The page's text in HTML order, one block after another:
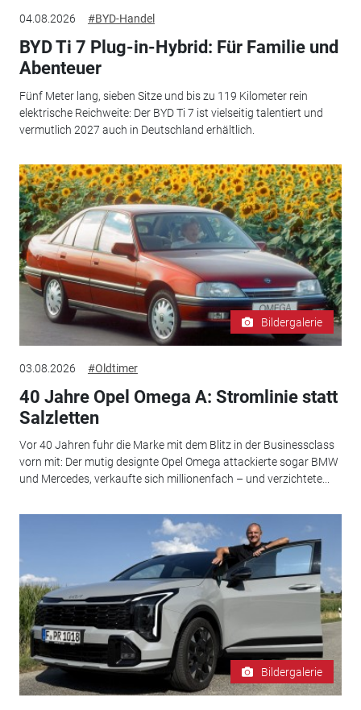
04.08.2026 #BYD-Handel
BYD Ti 7 Plug-in-Hybrid: Für Familie und
Abenteuer
Fünf Meter lang, sieben Sitze und bis zu 119 Kilometer rein
elektrische Reichweite: Der BYD Ti 7 ist vielseitig talentiert und
vermutlich 2027 auch in Deutschland erhältlich.
Bildergalerie
03.08.2026 #Oldtimer
40 Jahre Opel Omega A: Stromlinie statt
Salzletten
Vor 40 Jahren fuhr die Marke mit dem Blitz in der Businessclass
vorn mit: Der mutig designte Opel Omega attackierte sogar BMW
und Mercedes, verkaufte sich millionenfach – und verzichtete...
Bildergalerie